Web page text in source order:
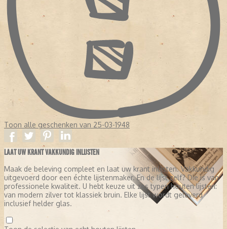
Toon alle geschenken van 25-03-1948
LAAT UW KRANT VAKKUNDIG INLIJSTEN
Maak de beleving compleet en laat uw krant inlijsten. Vakkundig
uitgevoerd door een échte lijstenmaker. En de lijst zelf? Die is van
professionele kwaliteit. U hebt keuze uit zes typen houten lijsten:
van modern zilver tot klassiek bruin. Elke lijst wordt geleverd
inclusief helder glas.